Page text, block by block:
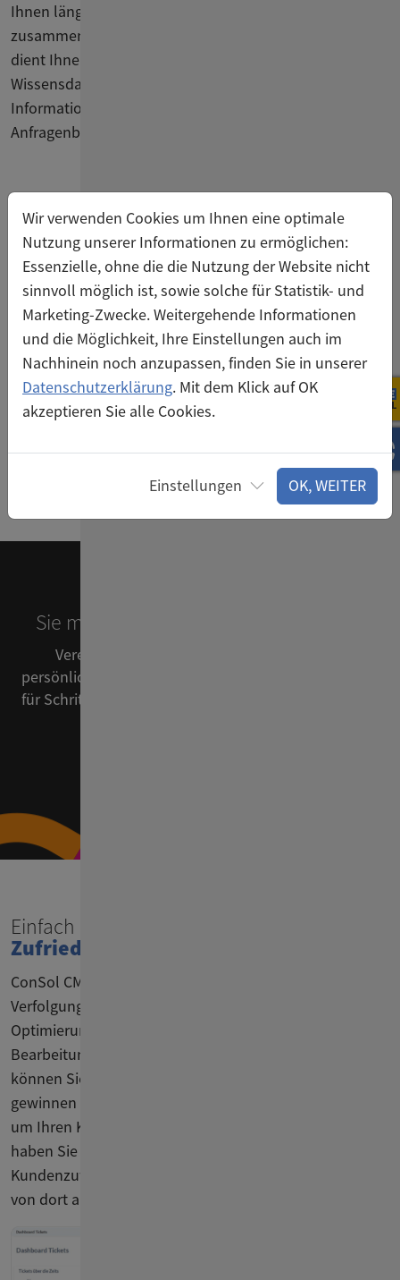
Ihnen längere E-Mails in den wichtigsten Stichpunkten
zusammen, kreiert Antwortvorschläge & -vorlagen oder
dient Ihnen als externe Knowledge Base. Unsere interne
Wissensdatenbank bietet organisierte & kategorisierte
Informationen und sorgt für Konsistenz bei der
Anfragenbeantwortung.
Sie möchten
Vereinbaren Sie hier ganz unverbindlich Ihr
persönliches Gespräch mit uns, in dem wir Sie Schritt
für Schritt durch unser System führen. Wir freuen uns
Einfach
Zufriedenheitsumfragen
ConSol CM/Customer Service erleichtert auch die
Verfolgung der Leistung und die Identifizierung von
Optimierungspotenzialen. Mit detaillierten Daten zu
Bearbeitungszeiten von Tickets, Anfragetypen und mehr
können Sie Einblicke in die Leistung Ihres Teams
gewinnen und datenbasierte Entscheidungen treffen,
um Ihren Kundenservice zu optimieren. Darüber hinaus
haben Sie die Möglichkeit, Umfragen zur
Kundenzufriedenheit direkt im Tool zu erstellen und
von dort auszuführen.
Wir verwenden Cookies um Ihnen eine optimale
Nutzung unserer Informationen zu ermöglichen:
Essenzielle, ohne die die Nutzung der Website nicht
sinnvoll möglich ist, sowie solche für Statistik- und
Marketing-Zwecke. Weitergehende Informationen
und die Möglichkeit, Ihre Einstellungen auch im
Nachhinein noch anzupassen, finden Sie in unserer
Datenschutzerklärung. Mit dem Klick auf OK
akzeptieren Sie alle Cookies.
Einstellungen OK, WEITER